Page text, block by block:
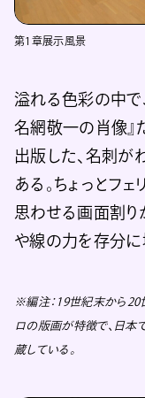
第1章展示風景
溢れる色彩の中で
名網敬一の肖像』
出版した、名刺が
ある。ちょっとフェ
思わせる画面割り
や線の力を存分に
※編注：19世紀末から20
ロの版画が特徴で、日本
蔵している。